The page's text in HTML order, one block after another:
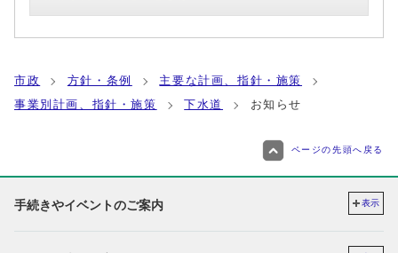
市政 方針・条例
主要な計画、指針・施策
事業別計画、指針・施策
下水道 お知らせ
ページの先頭へ戻る
手続きやイベントのご案内 表示